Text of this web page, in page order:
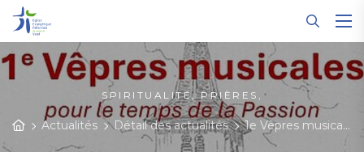
SPIRITUALITÉ, PRIÈRES,
Actualités Détail des actualités 1e Vêpres musicales pour le temps de la Passion
Panneau de gestion des cookies